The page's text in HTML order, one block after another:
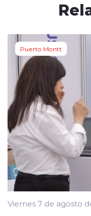
Puerto Montt
Viernes 7 de agosto